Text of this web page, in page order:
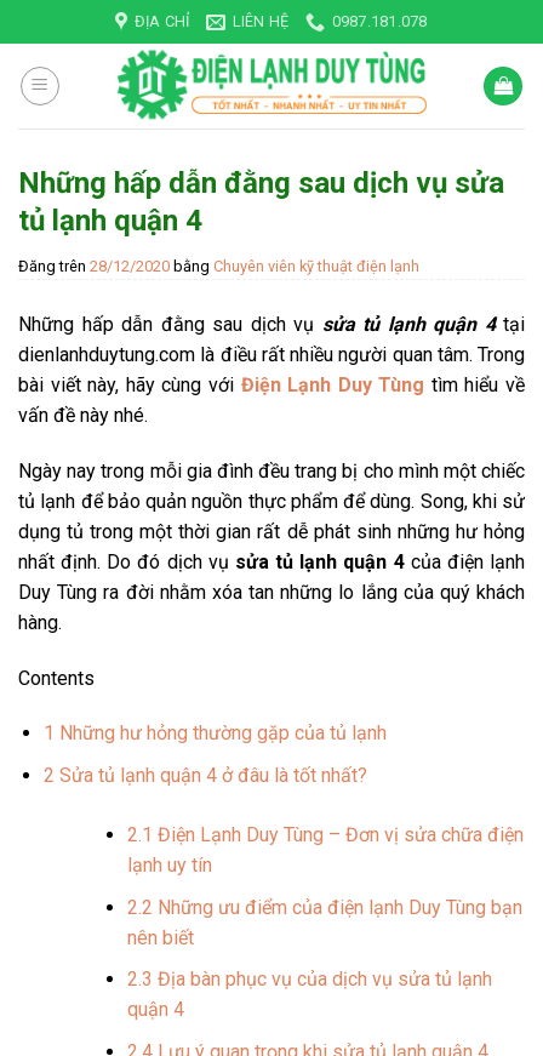
to
content
ĐỊA CHỈ LIÊN HỆ 0987.181.078
Những hấp dẫn đằng sau dịch vụ sửa
tủ lạnh quận 4
Đăng trên 28/12/2020 bằng Chuyên viên kỹ thuật điện lạnh
Những hấp dẫn đằng sau dịch vụ sửa tủ lạnh quận 4tại
dienlanhduytung.com là điều rất nhiều người quan tâm. Trong
bài viết này, hãy cùng với Điện Lạnh Duy Tùng tìm hiểu về
vấn đề này nhé.
Ngày nay trong mỗi gia đình đều trang bị cho mình một chiếc
tủ lạnh để bảo quản nguồn thực phẩm để dùng. Song, khi sử
dụng tủ trong một thời gian rất dễ phát sinh những hư hỏng
nhất định. Do đó dịch vụ sửa tủ lạnh quận 4của điện lạnh
Duy Tùng ra đời nhằm xóa tan những lo lắng của quý khách
hàng.
Contents
1 Những hư hỏng thường gặp của tủ lạnh
2 Sửa tủ lạnh quận 4 ở đâu là tốt nhất?
2.1 Điện Lạnh Duy Tùng – Đơn vị sửa chữa điện
lạnh uy tín
2.2 Những ưu điểm của điện lạnh Duy Tùng bạn
nên biết
2.3 Địa bàn phục vụ của dịch vụ sửa tủ lạnh
quận 4